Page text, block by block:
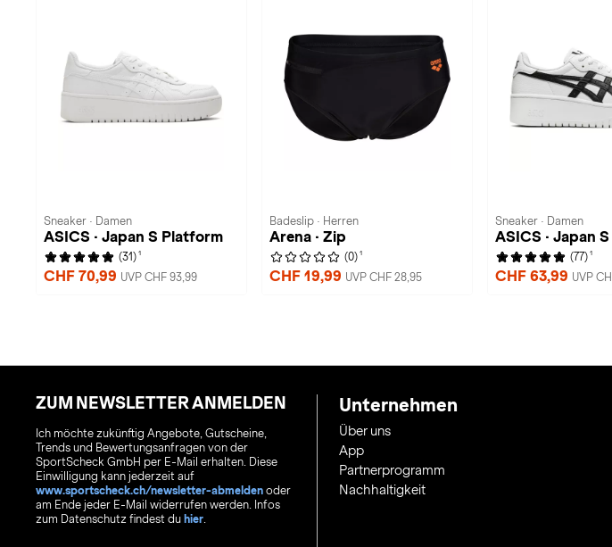
Sneaker · Damen
ASICS · Japan S Platform
(31) 1
CHF 70,99 UVP CHF 93,99
Badeslip · Herren
Arena · Zip
(0) 1
CHF 19,99 UVP CHF 28,95
Sneaker · Damen
ASICS · Japan
(77) 1
CHF 63,99 UVP
ZUM NEWSLETTER ANMELDEN
Ich möchte zukünftig Angebote, Gutscheine,
Trends und Bewertungsanfragen von der
SportScheck GmbH per E-Mail erhalten. Diese
Einwilligung kann jederzeit auf
www.sportscheck.ch/newsletter-abmelden oder
am Ende jeder E-Mail widerrufen werden. Infos
zum Datenschutz findest du hier
Unternehmen
Über uns
App
Partnerprogramm
Nachhaltigkeit